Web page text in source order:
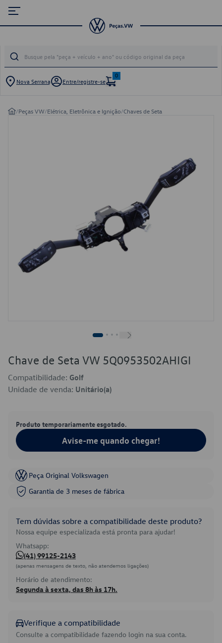
Nova Serrana Entre/registre-se
0
/Peças VW/Elétrica, Eletrônica e Ignição/Chaves de Seta
Chave de Seta VW 5Q0953502AHIGI
Compatibilidade: Golf
Unidade de venda: Unitário(a)
Produto temporariamente esgotado.
Avise-me quando chegar!
Peça Original Volkswagen
Garantia de 3 meses de fábrica
Tem dúvidas sobre a compatibilidade deste produto?
Nossa equipe especializada está pronta para ajudar!
Whatsapp:
(41) 99125-2143
(apenas mensagens de texto, não atendemos ligações)
Horário de atendimento:
Segunda à sexta, das 8h às 17h.
Verifique a compatibilidade
Consulte a compatibilidade fazendo login na sua conta.